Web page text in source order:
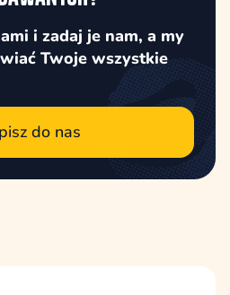
i zadaj je nam, a my
Twoje wszystkie
do nas